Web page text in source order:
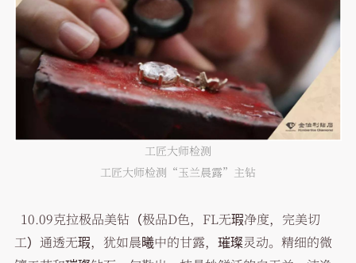
工匠大师检测
工匠大师检测“玉兰晨露”主钻
10.09克拉极品美钻（极品D色，FL无瑕净度，完美切
工）通透无瑕，犹如晨曦中的甘露，璀璨灵动。精细的微